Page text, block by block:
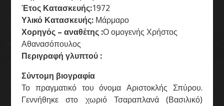
Έτος Κατασκευής:1972
Υλικό Κατασκευής:Μάρμαρο
Χορηγός – αναθέτης :Ο ομογενής Χρήστος
Αθανασόπουλος
Περιγραφή γλυπτού :
Σύντομη βιογραφία
Το πραγματικό του όνομα Αριστοκλής Σπύρου.
Γεννήθηκε στο χωριό Τσαραπλανά (Βασιλικό)